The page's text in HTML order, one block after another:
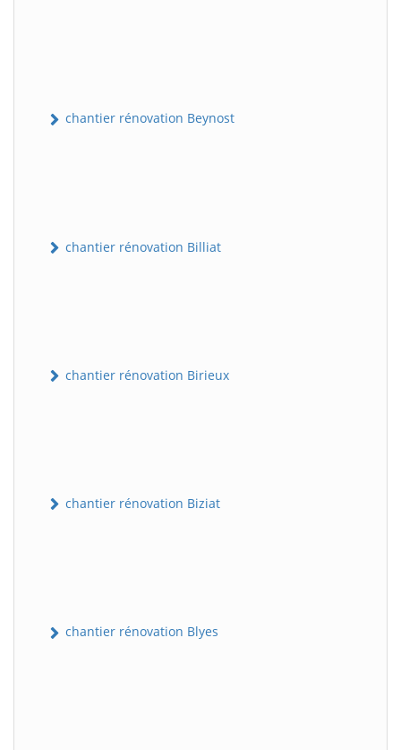
chantier rénovation Beynost
chantier rénovation Billiat
chantier rénovation Birieux
chantier rénovation Biziat
chantier rénovation Blyes